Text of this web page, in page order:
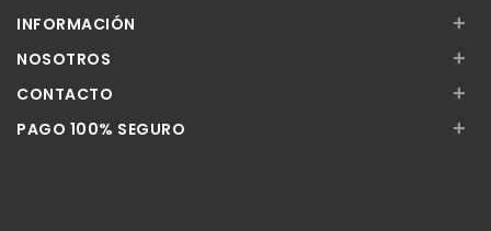
INFORMACIÓN +
NOSOTROS +
CONTACTO +
PAGO 100% SEGURO +